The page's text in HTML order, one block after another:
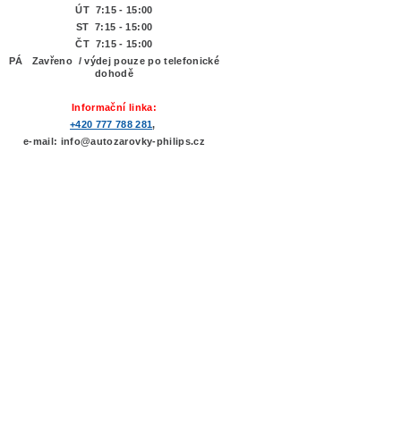
ÚT 7:15 - 15:00
ST 7:15 - 15:00
ČT 7:15 - 15:00
PÁ Zavřeno / výdej pouze po telefonické
dohodě
Informační linka:
+420 777 788 281,
e-mail: info@autozarovky-philips.cz